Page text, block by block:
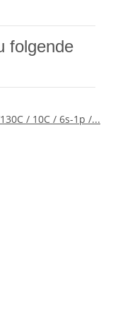
folgende